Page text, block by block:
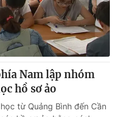
Nam lập nhóm
hồ sơ ảo
từ Quảng Bình đến Cần